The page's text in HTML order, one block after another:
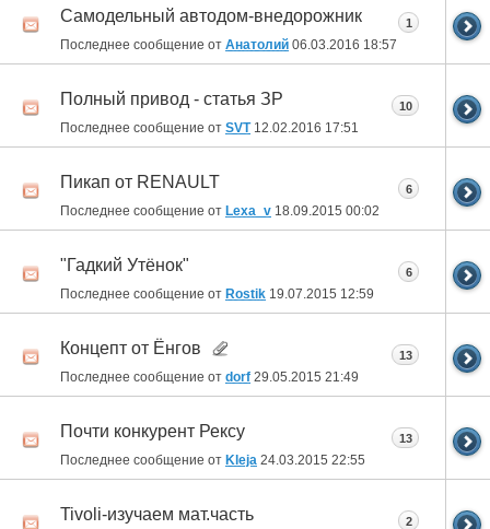
Самодельный автодом-внедорожник
Последнее сообщение от Анатолий 06.03.2016 18:57
1
Полный привод - статья ЗР
Последнее сообщение от SVT12.02.2016 17:51
10
Пикап от RENAULT
Последнее сообщение от Lexa_v 18.09.2015 00:02
6
"Гадкий Утёнок"
Последнее сообщение от Rostik 19.07.2015 12:59
6
Концепт от Ёнгов
Последнее сообщение от dorf 29.05.2015 21:49
13
Почти конкурент Рексу
Последнее сообщение от Kleja 24.03.2015 22:55
13
Tivoli-изучаем мат.часть 2